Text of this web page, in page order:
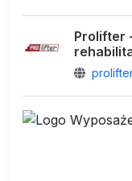
Prolifter